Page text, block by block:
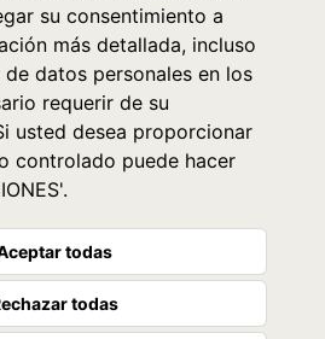
su consentimiento a
más detallada, incluso
datos personales en los
requerir de su
usted desea proporcionar
controlado puede hacer
todas
todas